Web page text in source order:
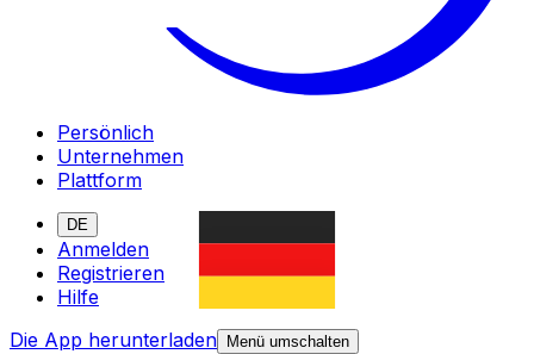
Persönlich
Unternehmen
Plattform
DE
Anmelden
Registrieren
Hilfe
Die App herunterladen
Menü umschalten